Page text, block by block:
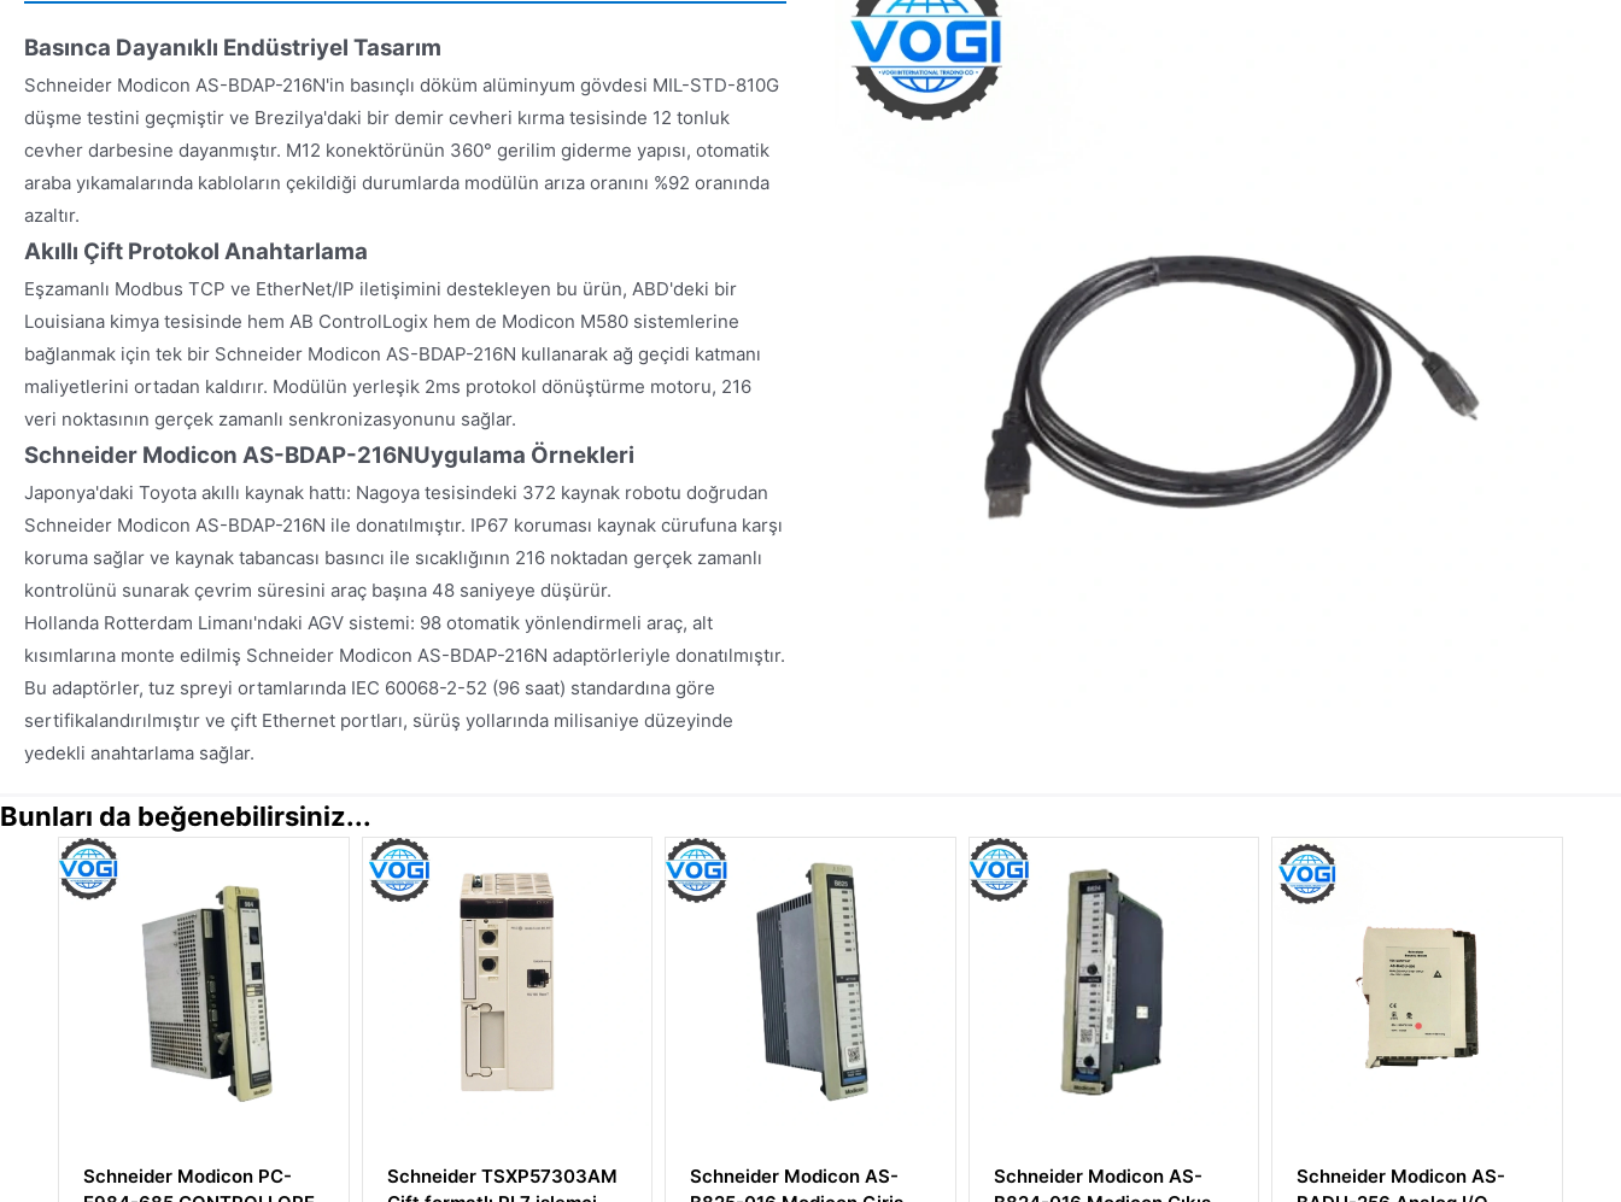
Basınca Dayanıklı Endüstriyel Tasarım
Schneider Modicon AS-BDAP-216N'in basınçlı döküm alüminyum gövdesi MIL-STD-810G
düşme testini geçmiştir ve Brezilya'daki bir demir cevheri kırma tesisinde 12 tonluk
cevher darbesine dayanmıştır. M12 konektörünün 360° gerilim giderme yapısı, otomatik
araba yıkamalarında kabloların çekildiği durumlarda modülün arıza oranını %92 oranında
azaltır.
Akıllı Çift Protokol Anahtarlama
Eşzamanlı Modbus TCP ve EtherNet/IP iletişimini destekleyen bu ürün, ABD'deki bir
Louisiana kimya tesisinde hem AB ControlLogix hem de Modicon M580 sistemlerine
bağlanmak için tek bir Schneider Modicon AS-BDAP-216N kullanarak ağ geçidi katmanı
maliyetlerini ortadan kaldırır. Modülün yerleşik 2ms protokol dönüştürme motoru, 216
veri noktasının gerçek zamanlı senkronizasyonunu sağlar.
Schneider Modicon AS-BDAP-216NUygulama Örnekleri
Japonya'daki Toyota akıllı kaynak hattı: Nagoya tesisindeki 372 kaynak robotu doğrudan
Schneider Modicon AS-BDAP-216N ile donatılmıştır. IP67 koruması kaynak cürufuna karşı
koruma sağlar ve kaynak tabancası basıncı ile sıcaklığının 216 noktadan gerçek zamanlı
kontrolünü sunarak çevrim süresini araç başına 48 saniyeye düşürür.
Hollanda Rotterdam Limanı'ndaki AGV sistemi: 98 otomatik yönlendirmeli araç, alt
kısımlarına monte edilmiş Schneider Modicon AS-BDAP-216N adaptörleriyle donatılmıştır.
Bu adaptörler, tuz spreyi ortamlarında IEC 60068-2-52 (96 saat) standardına göre
sertifikalandırılmıştır ve çift Ethernet portları, sürüş yollarında milisaniye düzeyinde
yedekli anahtarlama sağlar.
Bunları da beğenebilirsiniz...
Schneider Modicon PC-
Schneider TSXP57303AM
Schneider Modicon AS-
Schneider Modicon AS-
Schneider Modicon AS-